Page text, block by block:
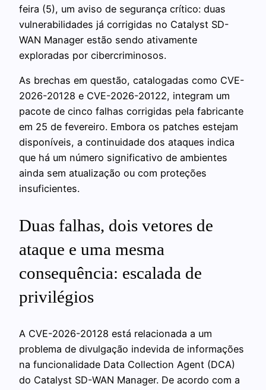
feira (5), um aviso de segurança crítico: duas
vulnerabilidades já corrigidas no Catalyst SD-
WAN Manager estão sendo ativamente
exploradas por cibercriminosos.
As brechas em questão, catalogadas como CVE-
2026-20128 e CVE-2026-20122, integram um
pacote de cinco falhas corrigidas pela fabricante
em 25 de fevereiro. Embora os patches estejam
disponíveis, a continuidade dos ataques indica
que há um número significativo de ambientes
ainda sem atualização ou com proteções
insuficientes.
Duas falhas, dois vetores de
ataque e uma mesma
consequência: escalada de
privilégios
A CVE-2026-20128 está relacionada a um
problema de divulgação indevida de informações
na funcionalidade Data Collection Agent (DCA)
do Catalyst SD-WAN Manager. De acordo com a